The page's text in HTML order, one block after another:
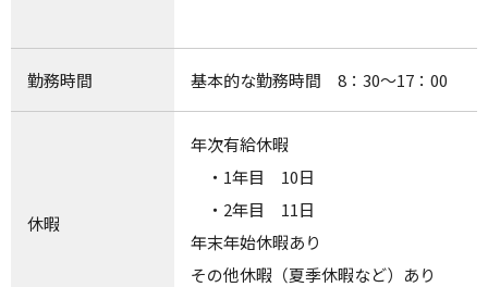
勤務時間 基本的な勤務時間 8：30〜17：00
休暇
年次有給休暇
・1年目 10日
・2年目 11日
年末年始休暇あり
その他休暇（夏季休暇など）あり